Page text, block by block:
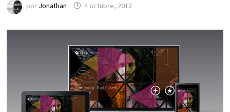
por Jonathan 4 octubre, 2012